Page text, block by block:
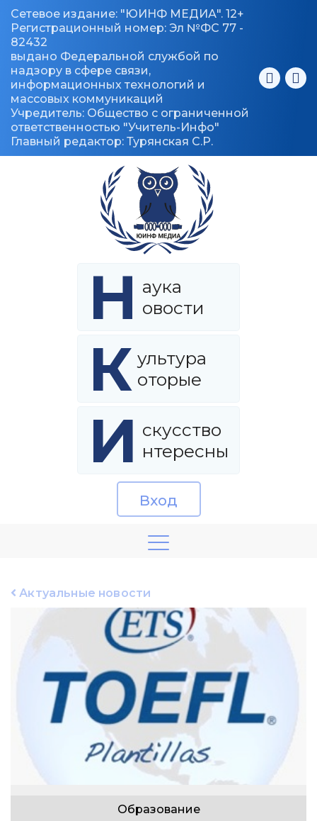
Сетевое издание: "ЮИНФ МЕДИА". 12+
Регистрационный номер: Эл №ФС 77 -
82432
выдано Федеральной службой по
надзору в сфере связи,
информационных технологий и
массовых коммуникаций
Учредитель: Общество с ограниченной
ответственностью "Учитель-Инфо"
Главный редактор: Турянская С.Р.
Н аука
овости
К ультура
оторые
И скусство
нтересны
Вход
Актуальные новости
Образование